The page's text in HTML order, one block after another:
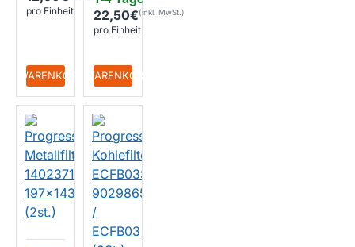
pro Einheit
+ WARENKORB
1016
22,50€
pro Einheit
+ WARENKORB